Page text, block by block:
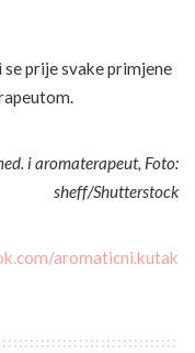
prije svake primjene
i aromaterapeut, Foto:
sheff/Shutterstock
aromaticni.kutak